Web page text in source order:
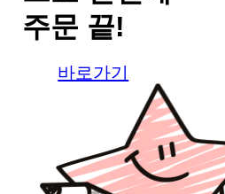
주문 끝!
바로가기